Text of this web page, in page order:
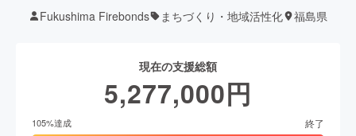
Fukushima Firebonds まちづくり・地域活性化 福島県
現在の支援総額
5,277,000円
105%達成 終了